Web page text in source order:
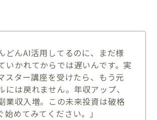
どんAI活用してるのに、まだ様
いかれてからでは遅いんです。実
スター講座を受けたら、もう元
には戻れません。年収アップ、
業収入増。この未来投資は破格
始めてみてください。」